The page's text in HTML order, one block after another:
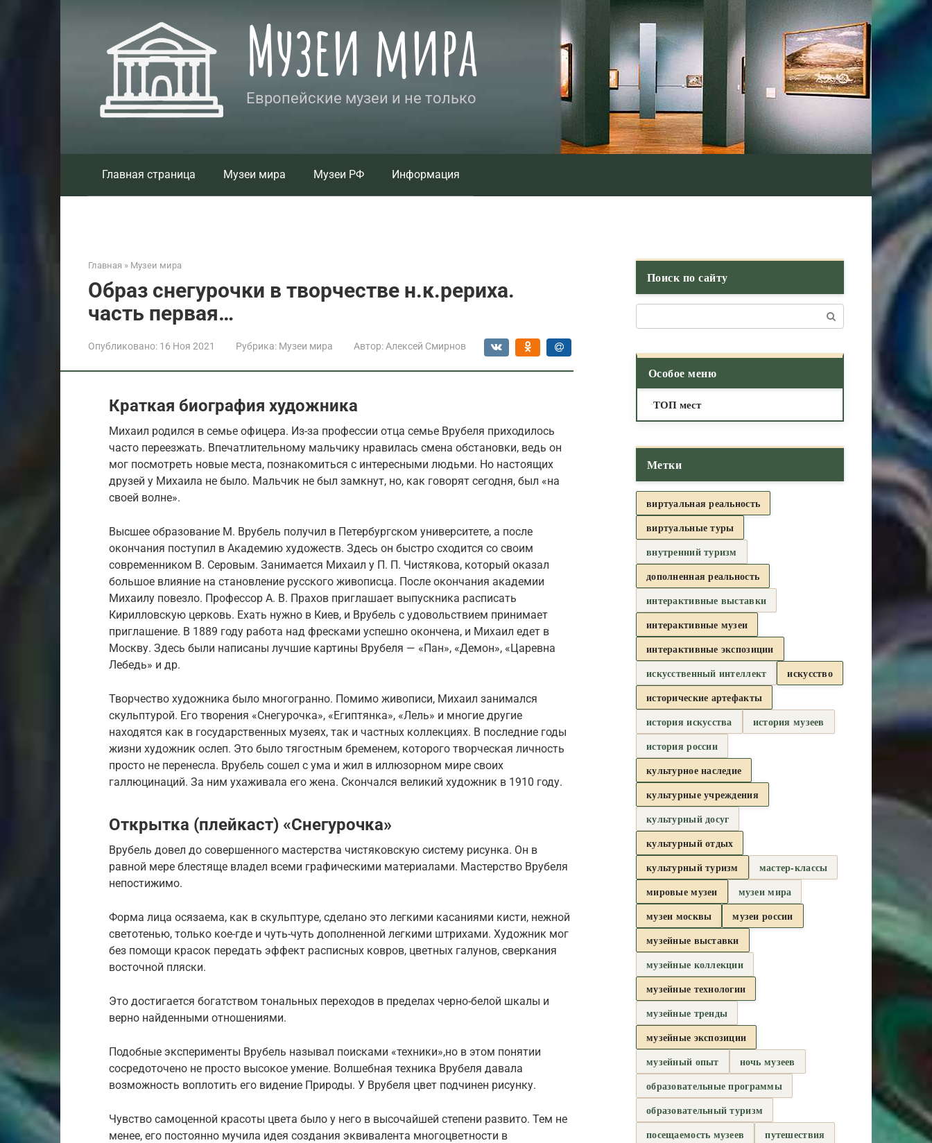
Музеи мира
Европейские музеи и не только
Главная страница Музеи мира Музеи РФ Информация
Главная » Музеи мира
Образ снегурочки в творчестве н.к.рериха.
часть первая…
Опубликовано: 16 Ноя 2021 Рубрика: Музеи мира Автор: Алексей Смирнов
Краткая биография художника
Михаил родился в семье офицера. Из-за профессии отца семье Врубеля приходилось
часто переезжать. Впечатлительному мальчику нравилась смена обстановки, ведь он
мог посмотреть новые места, познакомиться с интересными людьми. Но настоящих
друзей у Михаила не было. Мальчик не был замкнут, но, как говорят сегодня, был «на
своей волне».
Высшее образование М. Врубель получил в Петербургском университете, а после
окончания поступил в Академию художеств. Здесь он быстро сходится со своим
современником В. Серовым. Занимается Михаил у П. П. Чистякова, который оказал
большое влияние на становление русского живописца. После окончания академии
Михаилу повезло. Профессор А. В. Прахов приглашает выпускника расписать
Кирилловскую церковь. Ехать нужно в Киев, и Врубель с удовольствием принимает
приглашение. В 1889 году работа над фресками успешно окончена, и Михаил едет в
Москву. Здесь были написаны лучшие картины Врубеля — «Пан», «Демон», «Царевна
Лебедь» и др.
Творчество художника было многогранно. Помимо живописи, Михаил занимался
скульптурой. Его творения «Снегурочка», «Египтянка», «Лель» и многие другие
находятся как в государственных музеях, так и частных коллекциях. В последние годы
жизни художник ослеп. Это было тягостным бременем, которого творческая личность
просто не перенесла. Врубель сошел с ума и жил в иллюзорном мире своих
галлюцинаций. За ним ухаживала его жена. Скончался великий художник в 1910 году.
Открытка (плейкаст) «Снегурочка»
Врубель довел до совершенного мастерства чистяковскую систему рисунка. Он в
равной мере блестяще владел всеми графическими материалами. Мастерство Врубеля
непостижимо.
Форма лица осязаема, как в скульптуре, сделано это легкими касаниями кисти, нежной
светотенью, только кое-где и чуть-чуть дополненной легкими штрихами. Художник мог
без помощи красок передать эффект расписных ковров, цветных галунов, сверкания
восточной пляски.
Это достигается богатством тональных переходов в пределах черно-белой шкалы и
верно найденными отношениями.
Подобные эксперименты Врубель называл поисками «техники»,но в этом понятии
сосредоточено не просто высокое умение. Волшебная техника Врубеля давала
возможность воплотить его видение Природы. У Врубеля цвет подчинен рисунку.
Чувство самоценной красоты цвета было у него в высочайшей степени развито. Тем не
менее, его постоянно мучила идея создания эквивалента многоцветности в
Поиск по сайту
Особое меню
ТОП мест
Метки
виртуальная реальность
виртуальные туры
внутренний туризм
дополненная реальность
интерактивные выставки
интерактивные музеи
интерактивные экспозиции
искусственный интеллект
искусство
исторические артефакты
история искусства
история музеев
история россии
культурное наследие
культурные учреждения
культурный досуг
культурный отдых
культурный туризм
мастер-классы
мировые музеи
музеи мира
музеи москвы
музеи россии
музейные выставки
музейные коллекции
музейные технологии
музейные тренды
музейные экспозиции
музейный опыт
ночь музеев
образовательные программы
образовательный туризм
посещаемость музеев
путешествия